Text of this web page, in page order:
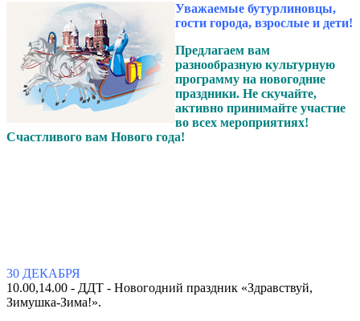
Уважаемые бутурлиновцы,
гости города, взрослые и дети!
Предлагаем вам
разнообразную культурную
программу на новогодние
праздники. Не скучайте,
активно принимайте участие
во всех мероприятиях!
Счастливого вам Нового года!
30 ДЕКАБРЯ
10.00,14.00 - ДДТ - Новогодний праздник «Здравствуй,
Зимушка-Зима!».